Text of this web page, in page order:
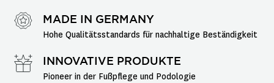
MADE IN GERMANY
Hohe Qualitätsstandards für nachhaltige Beständigkeit
INNOVATIVE PRODUKTE
Pioneer in der Fußpflege und Podologie